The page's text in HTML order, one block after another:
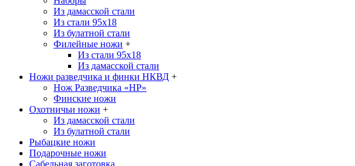
Из дамасской стали
Из стали 95х18
Из булатной стали
Филейные ножи +
Из стали 95х18
Из дамасской стали
Ножи разведчика и финки НКВД +
Нож Разведчика «НР»
Финские ножи
Охотничьи ножи +
Из дамасской стали
Из булатной стали
Рыбацкие ножи
Подарочные ножи
Сабельная заготовка